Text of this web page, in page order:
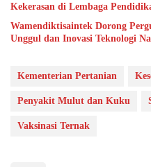
Kekerasan di Lembaga
Wamendiktisaintek Dorong
Unggul dan Inovasi Teknologi
Kementerian Pertanian
Penyakit Mulut dan Kuku
Vaksinasi Ternak